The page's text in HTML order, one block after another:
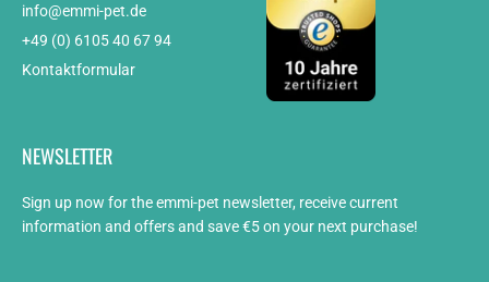
info@emmi-pet.de
+49 (0) 6105 40 67 94
Kontaktformular
NEWSLETTER
Sign up now for the emmi-pet newsletter, receive current
information and offers and save €5 on your next purchase!